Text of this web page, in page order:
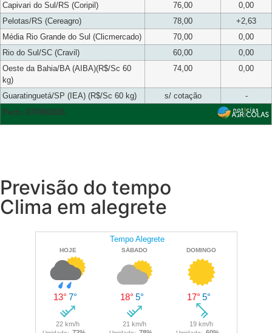
Capivari do Sul/RS (Coripil) 76,00
0,00
Pelotas/RS (Cereagro)
78,00
+2,63
Média Rio Grande do Sul (Clicmercado)
70,00
0,00
Rio do Sul/SC (Cravil)
60,00
0,00
Oeste da Bahia/BA (AIBA)(R$/Sc 60
kg)
74,00 0,00
Guaratinguetá/SP (IEA) (R$/Sc 60 kg) s/ cotação
-
Fech. 07/08/2026
Previsão do tempo
Clima em alegrete